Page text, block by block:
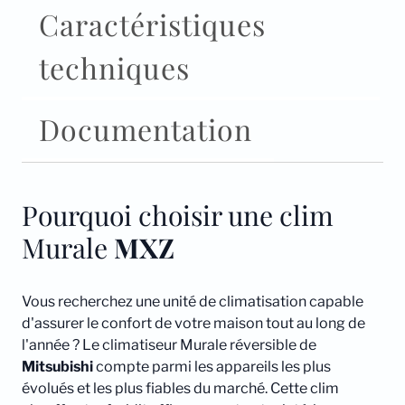
Caractéristiques
techniques
Documentation
Pourquoi choisir une clim
Murale MXZ
Vous recherchez une unité de climatisation capable
d'assurer le confort de votre maison tout au long de
l'année ? Le climatiseur Murale réversible de
Mitsubishicompte parmi les appareils les plus
évolués et les plus fiables du marché. Cette clim